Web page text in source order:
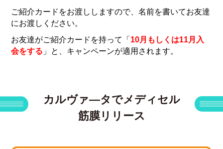
ご紹介カードをお渡ししますので、名前を書いてお友達
にお渡しください。
お友達がご紹介カードを持って「 10月もしくは11月入
会をする 」と、キャンペーンが適用されます。
カルヴァ―タでメディセル
筋膜リリース